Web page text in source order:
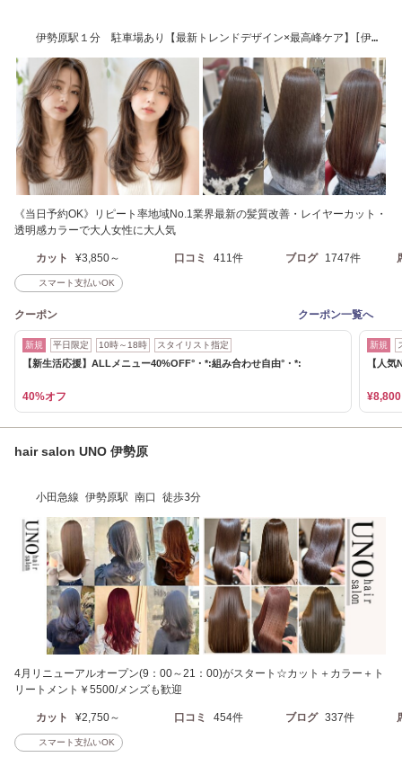
伊勢原駅１分 駐車場あり【最新トレンドデザイン×最高峰ケア】[伊勢
《当日予約OK》リピート率地域No.1業界最新の髪質改善・レイヤーカット・
透明感カラーで大人女性に大人気
カット ¥3,850～ 口コミ 411件 ブログ 1747件
スマート支払いOK
クーポン クーポン一覧へ
新規 平日限定 10時～18時 スタイリスト指定
【新生活応援】ALLメニュー40%OFF°・*:組み合わせ自由°・*:
40%オフ
新規
【人
¥8,800
hair salon UNO 伊勢原
小田急線 伊勢原駅 南口 徒歩3分
4月リニューアルオープン(9：00～21：00)がスタート☆カット＋カラー＋ト
リートメント￥5500/メンズも歓迎
カット ¥2,750～ 口コミ 454件 ブログ 337件
スマート支払いOK